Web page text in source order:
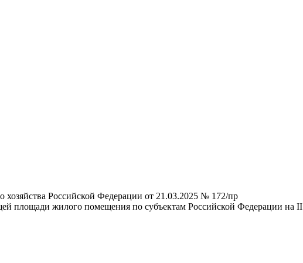
Российской Федерации от 21.03.2025 № 172/пр
площади жилого помещения по субъектам Российской Федерации на II